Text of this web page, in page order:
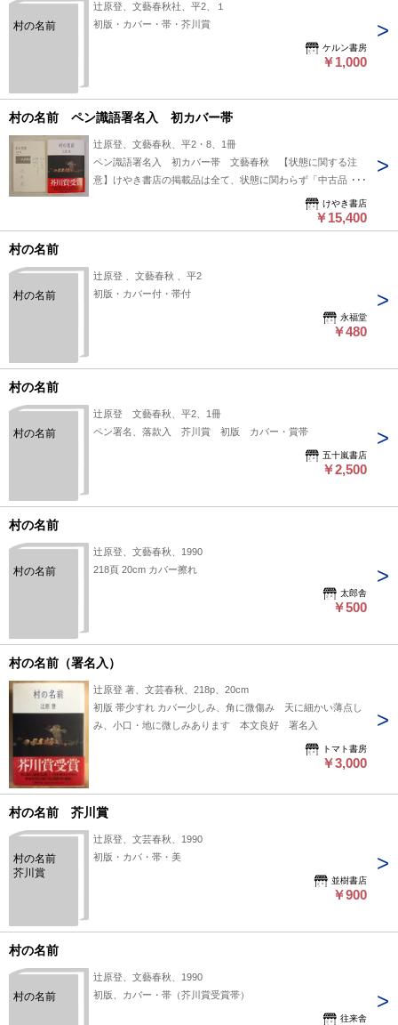
村の名前
辻原登、文藝春秋社、平2、１
初版・カバー・帯・芥川賞
ケルン書房
￥1,000
村の名前 ペン識語署名入 初カバー帯
辻原登、文藝春秋、平2・8、1冊
ペン識語署名入 初カバー帯 文藝春秋 【状態に関する注
意】けやき書店の掲載品は全て、状態に関わらず「中古品
（並）」と表示されています。「日本の古本屋」は６段階の
「状態」表記が必須となりましたが、当店の扱う商品の特質
上、状態の簡易な区分けは適切ではない（不可能な）為、状態
けやき書店
￥15,400
村の名前
村の名前
辻原登 、文藝春秋 、平2
初版・カバー付・帯付
永福堂
￥480
村の名前
村の名前
辻原登 文藝春秋、平2、1冊
ペン署名、落款入 芥川賞 初版 カバー・賞帯
五十嵐書店
￥2,500
村の名前
村の名前
辻原登、文藝春秋、1990
218頁 20cm カバー擦れ
太郎舎
￥500
村の名前（署名入）
辻原登 著、文芸春秋、218p、20cm
初版 帯少すれ カバー少しみ、角に微傷み 天に細かい薄点し
み、小口・地に微しみあります 本文良好 署名入
トマト書房
￥3,000
村の名前 芥川賞
村の名前
芥川賞
辻原登、文芸春秋、1990
初版・カバ・帯・美
並樹書店
￥900
村の名前
村の名前
辻原登、文藝春秋、1990
初版、カバー・帯（芥川賞受賞帯）
往来舎